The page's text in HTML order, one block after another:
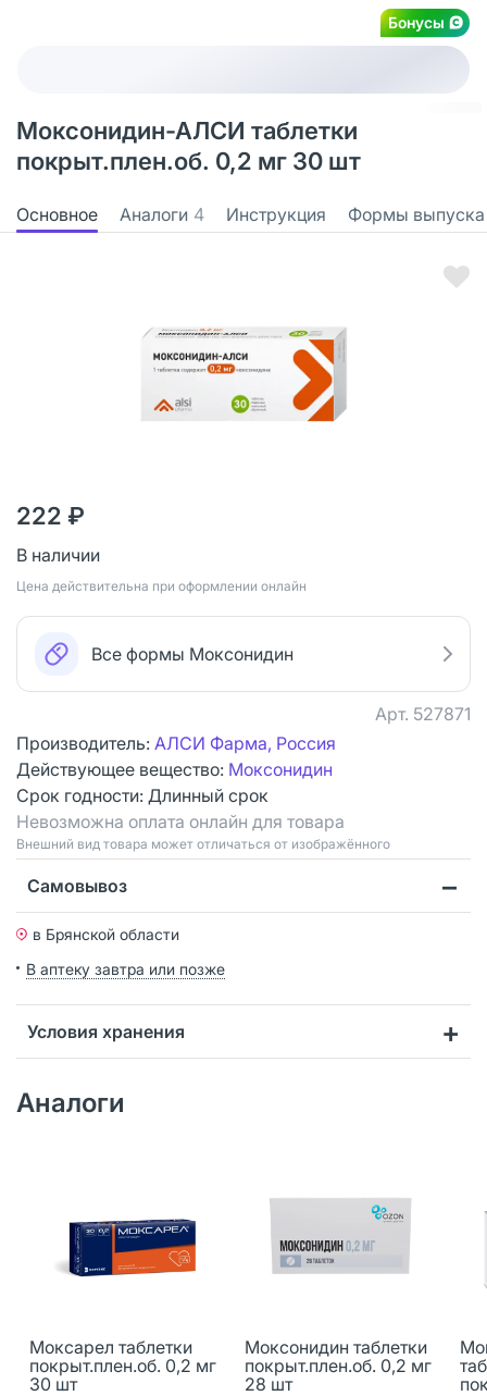
Бонусы
Моксонидин-АЛСИ таблетки
покрыт.плен.об. 0,2 мг 30 шт
Основное Аналоги 4 Инструкция Формы выпуска
222 ₽
В наличии
Цена действительна при оформлении онлайн
Все формы Моксонидин
Арт. 527871
Производитель: АЛСИ Фарма, Россия
Действующее вещество: Моксонидин
Срок годности: Длинный срок
Невозможна оплата онлайн для товара
Bнешний вид товара может отличаться от изображённого
Самовывоз
в Брянской области
В аптеку завтра или позже
Условия хранения
Аналоги
Моксарел таблетки
покрыт.плен.об. 0,2 мг
30 шт
Моксонидин таблетки
покрыт.плен.об. 0,2 мг
28 шт